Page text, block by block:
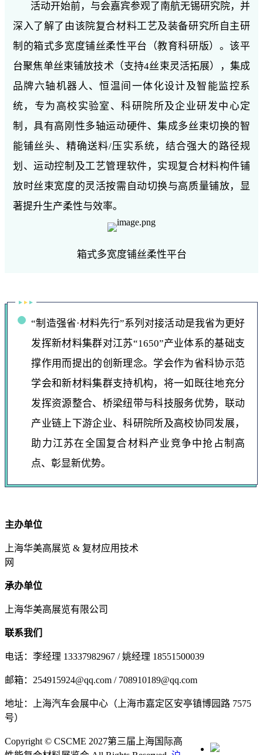
活动开始前，与会嘉宾参观了南航无锡研究院，并
深入了解了由该院复合材料工艺及装备研究所自主研
制的箱式多宽度铺丝柔性平台（教育科研版）。该平
台聚焦单丝束铺放技术（支持4丝束灵活拓展），集成
品牌六轴机器人、恒温间一体化设计及智能监控系
统，专为高校实验室、科研院所及企业研发中心定
制，具有高刚性多轴运动硬件、集成多丝束切换的智
能铺丝头、精确送料/压实系统，结合强大的路径规
划、运动控制及工艺管理软件，实现复合材料构件铺
放时丝束宽度的灵活按需自动切换与高质量铺放，显
著提升生产柔性与效率。
箱式多宽度铺丝柔性平台
“制造强省·材料先行”系列对接活动是我省为更好
发挥新材料集群对江苏“1650”产业体系的基础支
撑作用而提出的创新理念。学会作为省科协示范
学会和新材料集群支持机构，将一如既往地充分
发挥资源整合、桥梁纽带与科技服务优势，联动
产业链上下游企业、科研院所及高校协同发展，
助力江苏在全国复合材料产业竞争中抢占制高
点、彰显新优势。
主办单位
上海华美高展览 & 复材应用技术
网
承办单位
上海华美高展览有限公司
联系我们
电话：李经理 13337982967 / 姚经理 18551500039
邮箱：254915924@qq.com / 708910189@qq.com
地址：上海汽车会展中心（上海市嘉定区安亭镇博园路 7575
号）
Copyright © CSCME 2027第三届上海国际高